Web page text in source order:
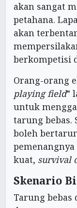
akan sangat
petahana.
akan
berkompetisi
Orang-orang
playing field”
untuk
tarung bebas.
boleh
kuat, survival
Skenario
Tarung